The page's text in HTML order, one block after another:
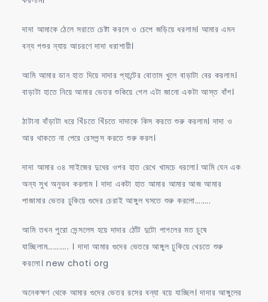
দাদা আমাকে ঠেলে সরাতে চেষ্টা করলে ও চেপে জড়িয়ে ধরলাম। আমার এমন
বন্য পশুর ন্যায় আচরণে দাদা ধরাশায়ী।
আমি আমার ডান হাত দিয়ে দাদার প্যান্টের বোতাম খুলে বাড়াটা বের করলাম।
বাড়াটা হাতে নিয়ে আমার ভেতর শুকিয়ে গেল এটা জানো একটা আস্ত বাঁশ।
ঠাটানা বাঁড়াটা ধরে খিঁচতে খিঁচতে দাদাকে কিস করতে শুরু করলাম। দাদা ও
আর থাকতে না পেরে রেসপন্স করতে শুরু করল।
দাদা আমার ৩৪ সাইজের দুধের ওপর হাত রেখে খামচে ধরলো। আমি যেন এক
অন্য সুখ অনুভব করলাম । দাদা একটা হাত আমার আমার আজ আমার
পাজামার ভেতর ঢুকিয়ে গুদের চেরাই আঙ্গুল ঘসতে শুরু করলো……..
আমি তখন পুরো সেন্সলেস হয়ে দাদার ঠোঁট দুটো পাগলের মত চুষে
যাচ্ছিলাম……….. । দাদা আমার গুদের ভেতরে আঙ্গুল ঢুকিয়ে খেচতে শুরু
করলো। new choti org
অনেকক্ষণ থেকে আমার গুদের ভেতর রসের বন্যা বয়ে যাচ্ছিল। দাদার আঙ্গুলের